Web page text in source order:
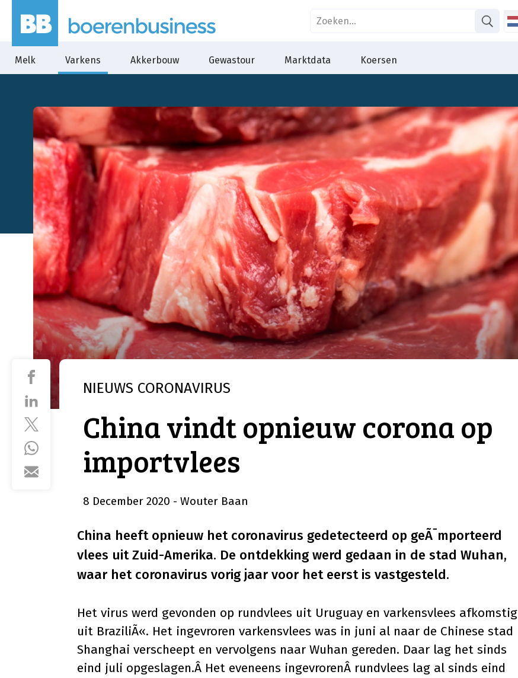
Melk Varkens Akkerbouw Gewastour Marktdata Koersen
NIEUWS CORONAVIRUS
China vindt opnieuw corona op
importvlees
8 December 2020 - Wouter Baan
China heeft opnieuw het coronavirus gedetecteerd op geÃ¯mporteerd
vlees uit Zuid-Amerika. De ontdekking werd gedaan in de stad Wuhan,
waar het coronavirus vorig jaar voor het eerst is vastgesteld.
Het virus werd gevonden op rundvlees uit Uruguay en varkensvlees afkomstig
uit BraziliÃ«. Het ingevroren varkensvlees was in juni al naar de Chinese stad
Shanghai verscheept en vervolgens naar Wuhan gereden. Daar lag het sinds
eind juli opgeslagen.Â Het eveneens ingevrorenÂ rundvlees lag al sinds eind